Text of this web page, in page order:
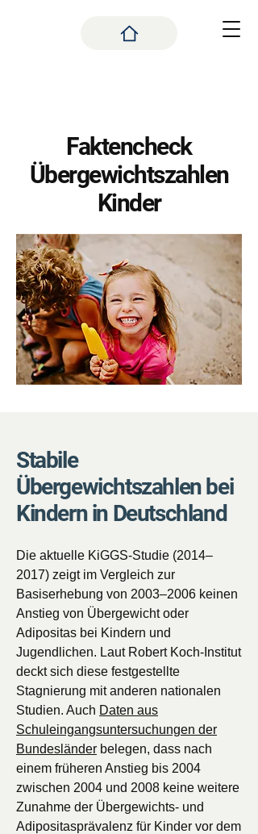
Faktencheck
Übergewichtszahlen
Kinder
Stabile
Übergewichtszahlen bei
Kindern in Deutschland
Die aktuelle KiGGS-Studie (2014–
2017) zeigt im Vergleich zur
Basiserhebung von 2003–2006 keinen
Anstieg von Übergewicht oder
Adipositas bei Kindern und
Jugendlichen. Laut Robert Koch-Institut
deckt sich diese festgestellte
Stagnierung mit anderen nationalen
Studien. Auch Daten aus
Schuleingangsuntersuchungen der
Bundesländer belegen, dass nach
einem früheren Anstieg bis 2004
zwischen 2004 und 2008 keine weitere
Zunahme der Übergewichts- und
Adipositasprävalenz für Kinder vor dem